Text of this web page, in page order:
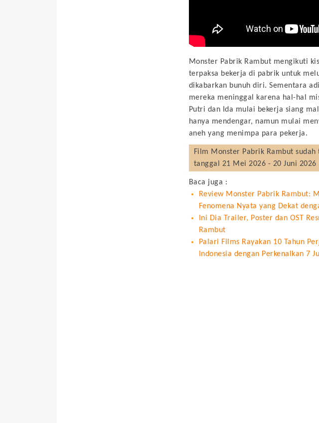
Monster Pabrik Rambut mengikuti
terpaksa bekerja di pabrik untuk
dikabarkan bunuh diri. Sementara
mereka meninggal karena hal-hal
Putri dan Ida mulai bekerja siang
hanya mendengar, namun mulai
aneh yang menimpa para pekerja.
Film Monster Pabrik Rambut sudah
tanggal 21 Mei 2026 - 20 Juni 2026
Baca juga :
Review Monster Pabrik Rambut:
Fenomena Nyata yang Dekat
Ini Dia Trailer, Poster dan OST
Rambut
Palari Films Rayakan 10 Tahun
Indonesia dengan Perkenalkan 7